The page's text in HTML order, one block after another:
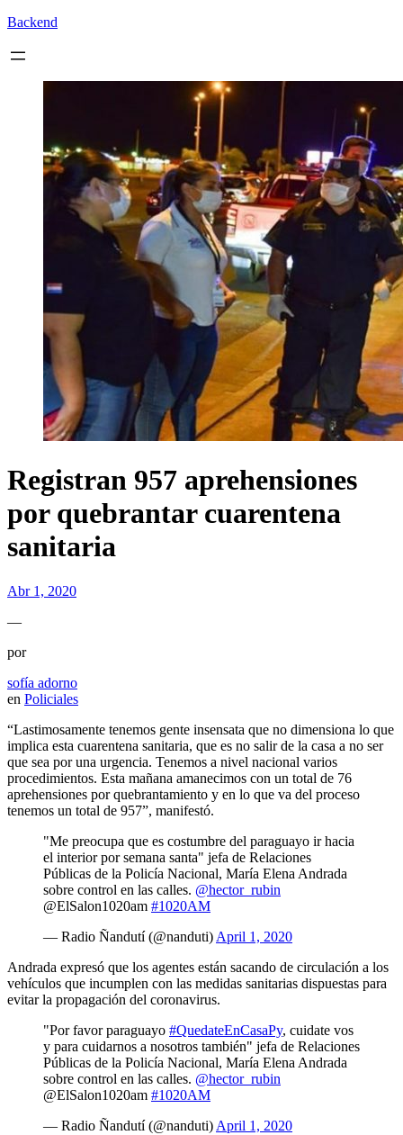
Backend
Registran 957 aprehensiones
por quebrantar cuarentena
sanitaria
Abr 1, 2020
—
por
sofía adorno
en Policiales
“Lastimosamente tenemos gente insensata que no dimensiona lo que
implica esta cuarentena sanitaria, que es no salir de la casa a no ser
que sea por una urgencia. Tenemos a nivel nacional varios
procedimientos. Esta mañana amanecimos con un total de 76
aprehensiones por quebrantamiento y en lo que va del proceso
tenemos un total de 957”, manifestó.
"Me preocupa que es costumbre del paraguayo ir hacia
el interior por semana santa" jefa de Relaciones
Públicas de la Policía Nacional, María Elena Andrada
sobre control en las calles. @hector_rubin
@ElSalon1020am #1020AM
— Radio Ñandutí (@nanduti) April 1, 2020
Andrada expresó que los agentes están sacando de circulación a los
vehículos que incumplen con las medidas sanitarias dispuestas para
evitar la propagación del coronavirus.
"Por favor paraguayo #QuedateEnCasaPy, cuidate vos
y para cuidarnos a nosotros también" jefa de Relaciones
Públicas de la Policía Nacional, María Elena Andrada
sobre control en las calles. @hector_rubin
@ElSalon1020am #1020AM
— Radio Ñandutí (@nanduti) April 1, 2020